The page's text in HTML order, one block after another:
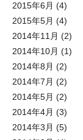
2015年6月 (4)
2015年5月 (4)
2014年11月 (2)
2014年10月 (1)
2014年8月 (2)
2014年7月 (2)
2014年5月 (2)
2014年4月 (3)
2014年3月 (5)